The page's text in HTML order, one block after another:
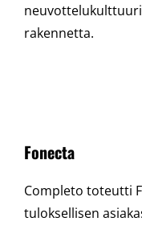
rakennetta.
Fonecta
Completo toteutti
tuloksellisen